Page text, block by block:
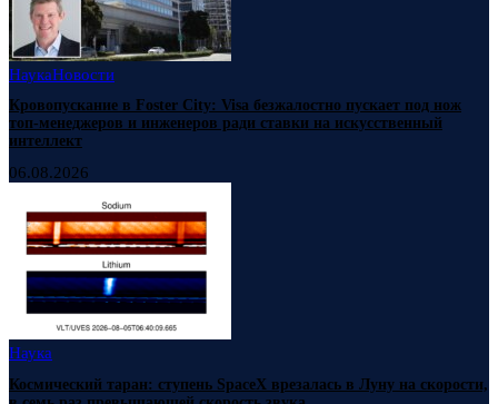
НаукаНовости
Кровопускание в Foster City: Visa безжалостно пускает под нож
топ-менеджеров и инженеров ради ставки на искусственный
интеллект
06.08.2026
Наука
Космический таран: ступень SpaceX врезалась в Луну на скорости,